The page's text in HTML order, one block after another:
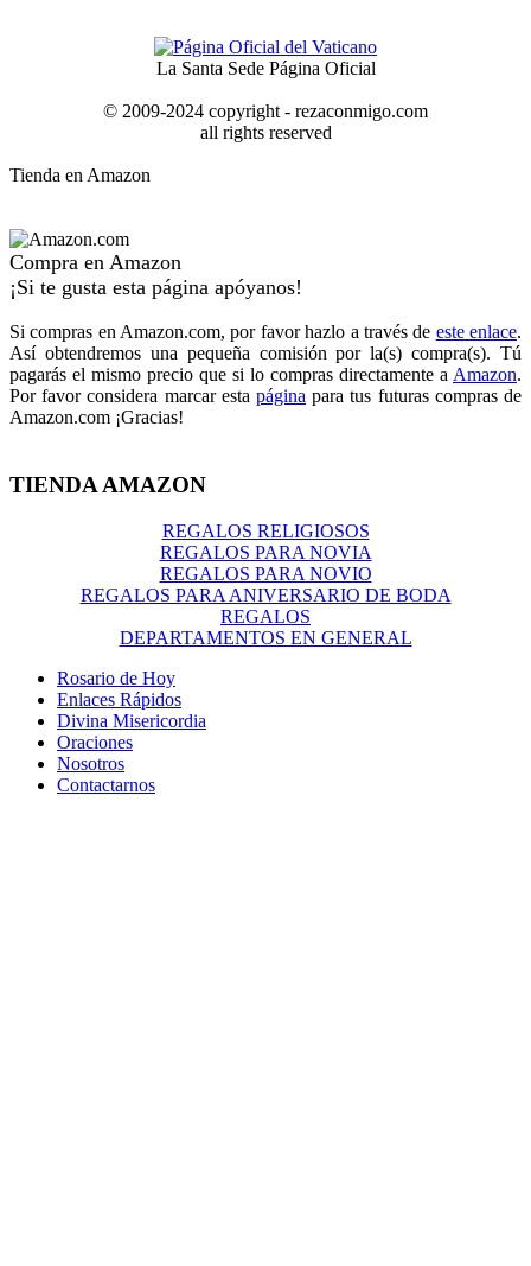
La Santa Sede Página Oficial
© 2009-2024 copyright - rezaconmigo.com
all rights reserved
Tienda en Amazon
Compra en Amazon
¡Si te gusta esta página apóyanos!
Si compras en Amazon.com, por favor hazlo a través de este enlace.
Así obtendremos una pequeña comisión por la(s) compra(s). Tú
pagarás el mismo precio que si lo compras directamente a Amazon.
Por favor considera marcar esta página para tus futuras compras de
Amazon.com ¡Gracias!
TIENDA AMAZON
REGALOS RELIGIOSOS
REGALOS PARA NOVIA
REGALOS PARA NOVIO
REGALOS PARA ANIVERSARIO DE BODA
REGALOS
DEPARTAMENTOS EN GENERAL
Rosario de Hoy
Enlaces Rápidos
Divina Misericordia
Oraciones
Nosotros
Contactarnos